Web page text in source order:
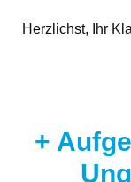
Herzlichst, Ihr
+